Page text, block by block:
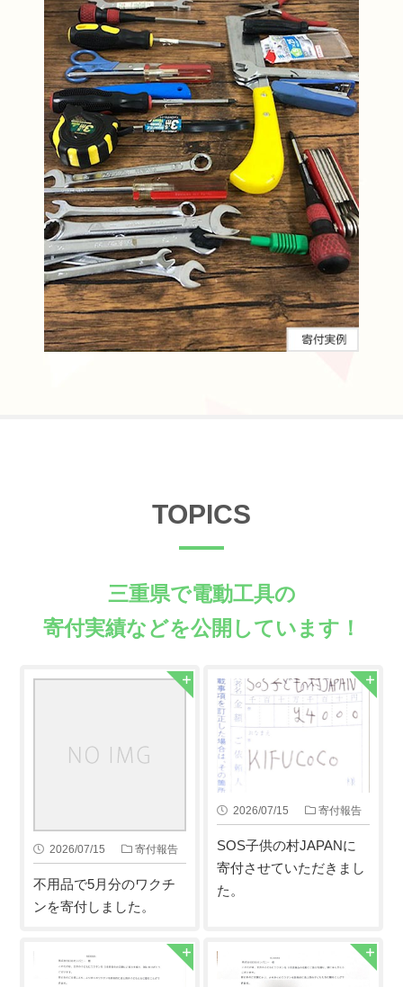
TOPICS
三重県で電動工具の
寄付実績などを公開しています！
2026/07/15 寄付報告
不用品で5月分のワクチ
ンを寄付しました。
2026/07/15 寄付報告
SOS子供の村JAPANに
寄付させていただきまし
た。